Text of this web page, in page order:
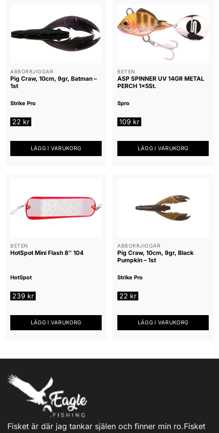
ABBORRJIGGAR
Pig Craw, 10cm, 9gr, Batman –
1st
Strike Pro
22 kr
LÄGG I VARUKORG
BETEN
ASP SPINNER UV 14GR METAL
PERCH 1x5St.
Spro
109 kr
LÄGG I VARUKORG
BETEN
HotSpot Mini Flash 8″ 104
HotSpot
239 kr
LÄGG I VARUKORG
ABBORRJIGGAR
Pig Craw, 10cm, 9gr, Black
Pumpkin – 1st
Strike Pro
22 kr
LÄGG I VARUKORG
Fisket är där jag tankar själen och finner min ro.Fisket